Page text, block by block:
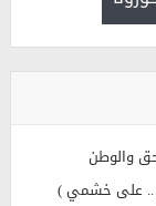
والوطن
.. على خشمي )